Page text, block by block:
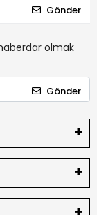
Gönder
olmak
Gönder